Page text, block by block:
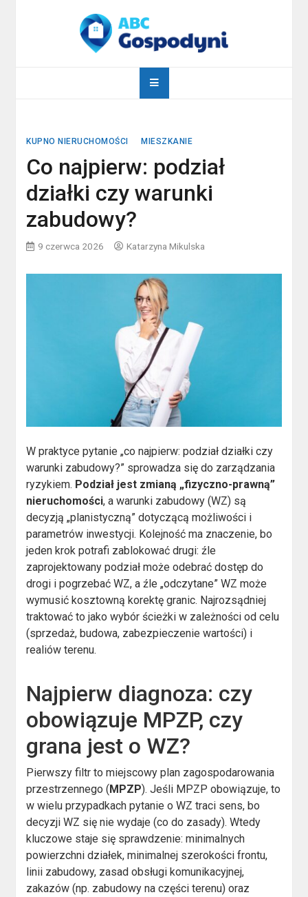
abcgospodyni.pl
KUPNO NIERUCHOMOŚCI MIESZKANIE
Co najpierw: podział
działki czy warunki
zabudowy?
9 czerwca 2026 Katarzyna Mikulska
W praktyce pytanie „co najpierw: podział działki czy
warunki zabudowy?” sprowadza się do zarządzania
ryzykiem. Podział jest zmianą „fizyczno-prawną”
nieruchomości, a warunki zabudowy (WZ) są
decyzją „planistyczną” dotyczącą możliwości i
parametrów inwestycji. Kolejność ma znaczenie, bo
jeden krok potrafi zablokować drugi: źle
zaprojektowany podział może odebrać dostęp do
drogi i pogrzebać WZ, a źle „odczytane” WZ może
wymusić kosztowną korektę granic. Najrozsądniej
traktować to jako wybór ścieżki w zależności od celu
(sprzedaż, budowa, zabezpieczenie wartości) i
realiów terenu.
Najpierw diagnoza: czy
obowiązuje MPZP, czy
grana jest o WZ?
Pierwszy filtr to miejscowy plan zagospodarowania
przestrzennego ( MPZP). Jeśli MPZP obowiązuje, to
w wielu przypadkach pytanie o WZ traci sens, bo
decyzji WZ się nie wydaje (co do zasady). Wtedy
kluczowe staje się sprawdzenie: minimalnych
powierzchni działek, minimalnej szerokości frontu,
linii zabudowy, zasad obsługi komunikacyjnej,
zakazów (np. zabudowy na części terenu) oraz